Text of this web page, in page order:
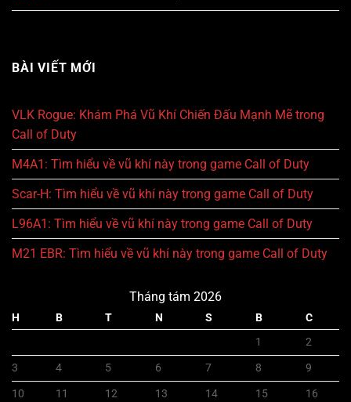
BÀI VIẾT MỚI
VLK Rogue: Khám Phá Vũ Khí Chiến Đấu Mạnh Mẽ trong
Call of Duty
M4A1: Tìm hiểu về vũ khí này trong game Call of Duty
Scar-H: Tìm hiểu về vũ khí này trong game Call of Duty
L96A1: Tìm hiểu về vũ khí này trong game Call of Duty
M21 EBR: Tìm hiểu về vũ khí này trong game Call of Duty
Tháng tám 2026
H B T N S B
C
1
2
3
4 5 6 7 8
9
10
11 12 13 14 15
16